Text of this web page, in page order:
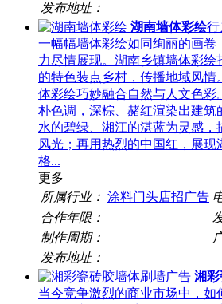
发布地址：
湖南墙体彩绘行
一幅幅墙体彩绘如同绚丽的画卷
力尽情展现。湖南乡镇墙体彩绘
的特色装点乡村，传播地域风情
体彩绘巧妙融合自然与人文色彩
朴色调，深棕、赭红渲染出建筑
水的碧绿、湘江的湛蓝为灵感，
风光；再用热烈的中国红，展现
格...
更多
所属行业： 涂料门头店招广告
合作年限：
制作周期：
发布地址：
湘
当今竞争激烈的商业市场中，如